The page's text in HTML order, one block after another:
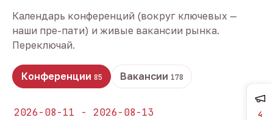
Календарь конференций (вокруг ключевых —
наши пре-пати) и живые вакансии рынка.
Переключай.
Конференции 85 Вакансии 178
2026-08-11 - 2026-08-13 4